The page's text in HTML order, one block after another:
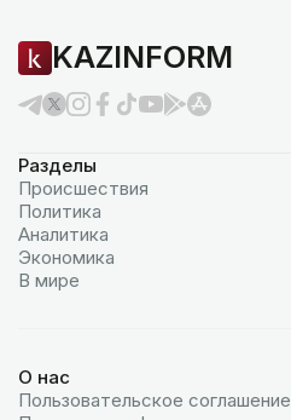
KAZINFORM
Разделы
Происшествия
Политика
Аналитика
Экономика
В мире
О нас
Пользовательское соглашение